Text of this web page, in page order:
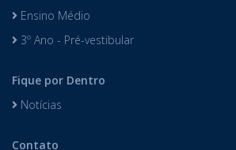
Ensino Médio
3º Ano - Pré-vestibular
Fique por Dentro
Notícias
Contato